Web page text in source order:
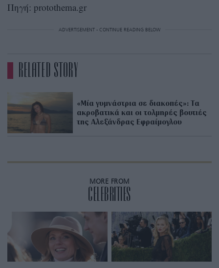
Πηγή: protothema.gr
ADVERTISEMENT - CONTINUE READING BELOW
RELATED STORY
«Μία γυμνάστρια σε διακοπές»: Τα
ακροβατικά και οι τολμηρές βουτιές
της Αλεξάνδρας Εφραίμογλου
MORE FROM
CELEBRITIES